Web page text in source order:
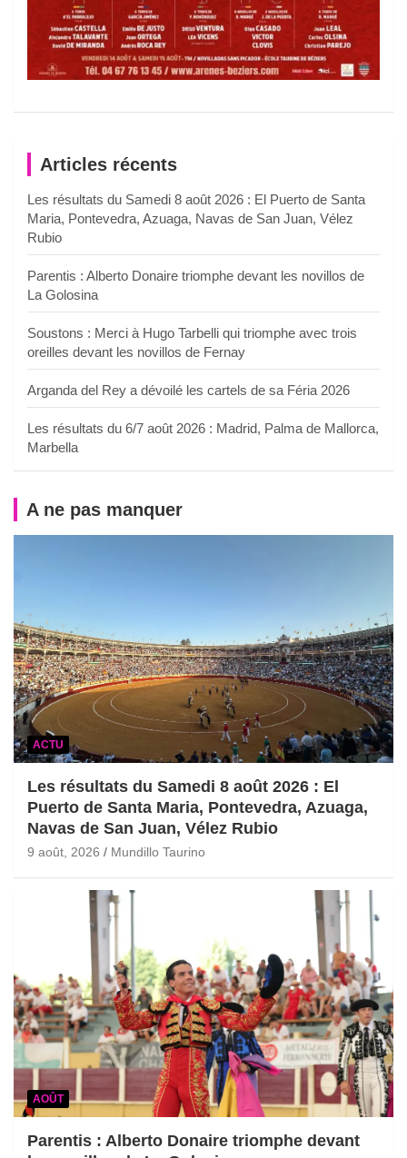
Articles récents
Les résultats du Samedi 8 août 2026 : El Puerto de Santa
Maria, Pontevedra, Azuaga, Navas de San Juan, Vélez
Rubio
Parentis : Alberto Donaire triomphe devant les novillos de
La Golosina
Soustons : Merci à Hugo Tarbelli qui triomphe avec trois
oreilles devant les novillos de Fernay
Arganda del Rey a dévoilé les cartels de sa Féria 2026
Les résultats du 6/7 août 2026 : Madrid, Palma de Mallorca,
Marbella
A ne pas manquer
ACTU
Les résultats du Samedi 8 août 2026 : El
Puerto de Santa Maria, Pontevedra, Azuaga,
Navas de San Juan, Vélez Rubio
9 août, 2026 Mundillo Taurino
AOÛT
Parentis : Alberto Donaire triomphe devant